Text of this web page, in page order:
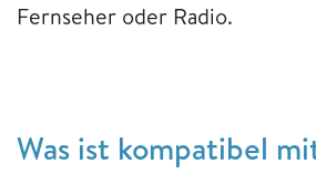
Fernseher oder Radio.
Was ist kompatibel